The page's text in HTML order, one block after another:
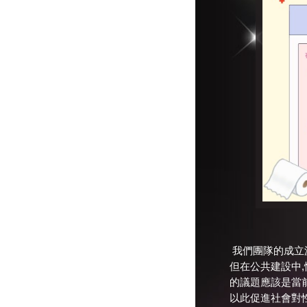
我們團隊的成
但在公共建設中
的議題應該是當
以此促進社會對